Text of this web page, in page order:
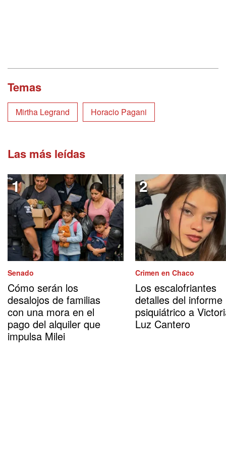
Temas
Mirtha Legrand Horacio Pagani
Las más leídas
Senado
Cómo serán los
desalojos de familias
con una mora en el
pago del alquiler que
impulsa Milei
Crimen en Chaco
Los escalofriantes
detalles del informe
psiquiátrico a
Luz Cantero